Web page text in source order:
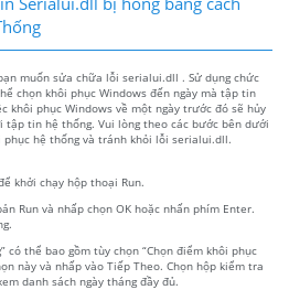
muốn sửa chữa lỗi serialui.dll . Sử dụng chức
chọn khôi phục Windows đến ngày mà tập tin
khôi phục Windows về một ngày trước đó sẽ hủy
tin hệ thống. Vui lòng theo các bước bên dưới
phục hệ thống và tránh khỏi lỗi serialui.dll.
khởi chạy hộp thoại Run.
Run và nhấp chọn OK hoặc nhấn phím Enter.
có thể bao gồm tùy chọn “Chọn điểm khôi phục
này và nhấp vào Tiếp Theo. Chọn hộp kiểm tra
danh sách ngày tháng đầy đủ.